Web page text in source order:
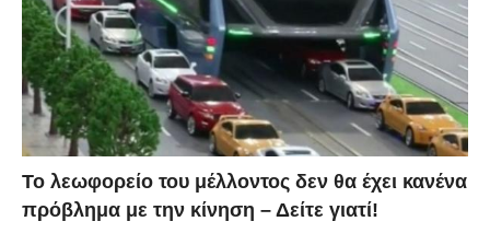
Το λεωφορείο του μέλλοντος δεν θα έχει κανένα
πρόβλημα με την κίνηση – Δείτε γιατί!